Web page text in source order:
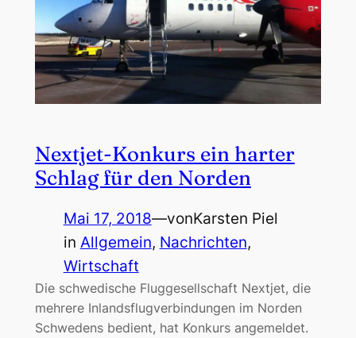
Nextjet-Konkurs ein harter
Schlag für den Norden
Mai 17, 2018—vonKarsten Piel
in Allgemein, Nachrichten
Wirtschaft
Die schwedische Fluggesellschaft Nextjet, die
mehrere Inlandsflugverbindungen im Norden
Schwedens bedient, hat Konkurs angemeldet.